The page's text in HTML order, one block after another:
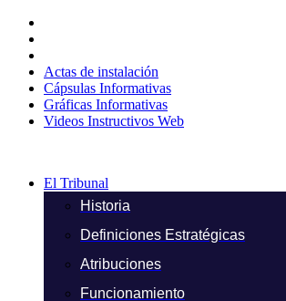
contenido
Actas de instalación
Cápsulas Informativas
Gráficas Informativas
Videos Instructivos Web
El Tribunal
Historia
Definiciones Estratégicas
Atribuciones
Funcionamiento